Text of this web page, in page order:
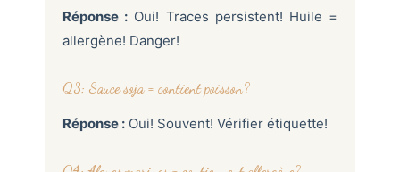
Réponse : Oui! Traces persistent! Huile =
allergène! Danger!
Q3: Sauce soja = contient poisson?
Réponse : Oui! Souvent! Vérifier étiquette!